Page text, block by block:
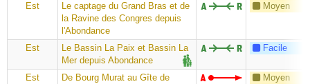
Est
Le captage du Grand Bras et de
la Ravine des Congres depuis
l'Abondance
Moyen
Est
Le Bassin La Paix et Bassin La
Mer depuis Abondance
Facile
Est
De Bourg Murat au Gîte de
Moyen